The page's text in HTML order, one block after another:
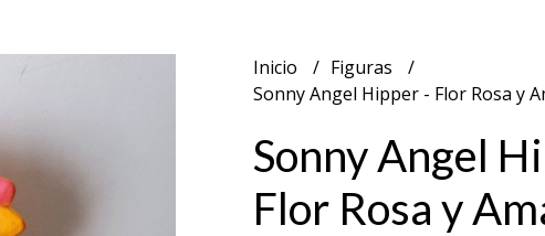
Inicio
Figuras
Sonny Angel Hipper - Flor Rosa y
Sonny Angel
Flor Rosa y